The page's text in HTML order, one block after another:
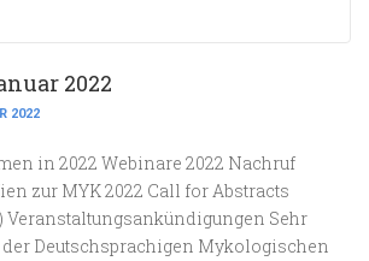
2022
2022
in 2022 Webinare 2022 Nachruf
zur MYK 2022 Call for Abstracts
Sehr
Deutschsprachigen Mykologischen